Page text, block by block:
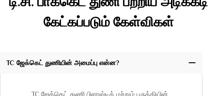
கேட்கப்படும் கேள்விகள்
TC ஜேக்கெட் துணியின் அமைப்பு என்ன?
TC ஜேக்கெட் துணி பிளாஸ்டிக் மற்றும் பருத்தியின்